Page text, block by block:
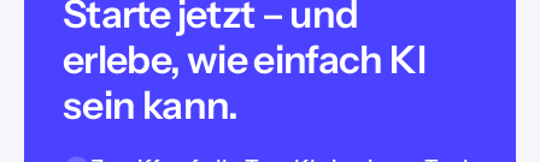
Starte jetzt – und
erlebe, wie einfach KI
sein kann.